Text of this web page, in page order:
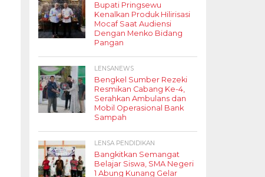
Bupati Pringsewu
Kenalkan Produk Hilirisasi
Mocaf Saat Audiensi
Dengan Menko Bidang
Pangan
LENSANEWS
Bengkel Sumber Rezeki
Resmikan Cabang Ke-4,
Serahkan Ambulans dan
Mobil Operasional Bank
Sampah
LENSA PENDIDIKAN
Bangkitkan Semangat
Belajar Siswa, SMA Negeri
1 Abung Kunang Gelar